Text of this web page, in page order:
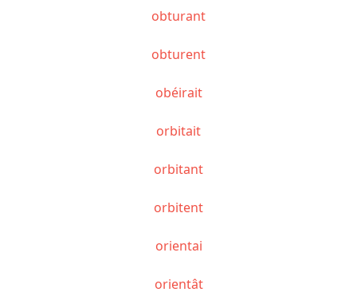
obturant
obturent
obéirait
orbitait
orbitant
orbitent
orientai
orientât